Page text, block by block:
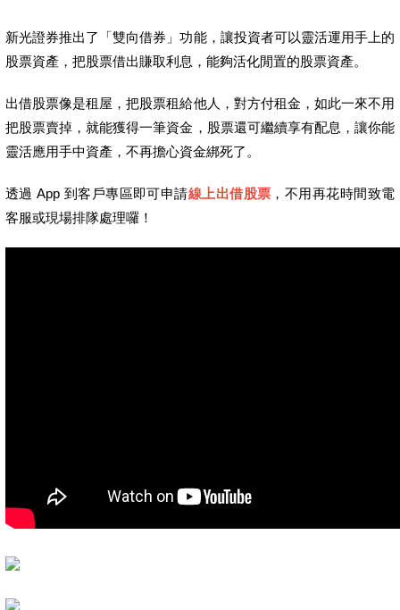
新光證券推出了「雙向借券」功能，讓投資者可以靈活運用手上的
股票資產，把股票借出賺取利息，能夠活化閒置的股票資產。
出借股票像是租屋，把股票租給他人，對方付租金，如此一來不用
把股票賣掉，就能獲得一筆資金，股票還可繼續享有配息，讓你能
靈活應用手中資產，不再擔心資金綁死了。
透過 App 到客戶專區即可申請線上出借股票 ，不用再花時間致電
客服或現場排隊處理囉！